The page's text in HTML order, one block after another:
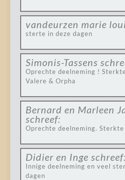
vandeurzen marie
sterte in deze dagen
Simonis-Tassens
Oprechte deelneming !
Valere & Orpha
Bernard en Marleen
schreef:
Oprechte deelneming.
Didier en Inge schreef:
Innige deelneming en veel
dagen